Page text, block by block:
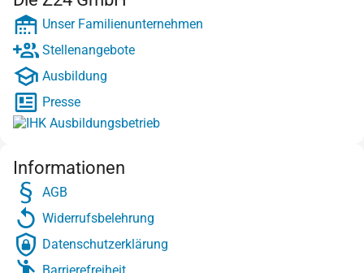
Unser Familienunternehmen
Stellenangebote
Ausbildung
Presse
Informationen
AGB
Widerrufsbelehrung
Datenschutzerklärung